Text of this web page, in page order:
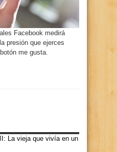
Facebook medirá
presión que ejerces
me gusta.
La vieja que vivía en un